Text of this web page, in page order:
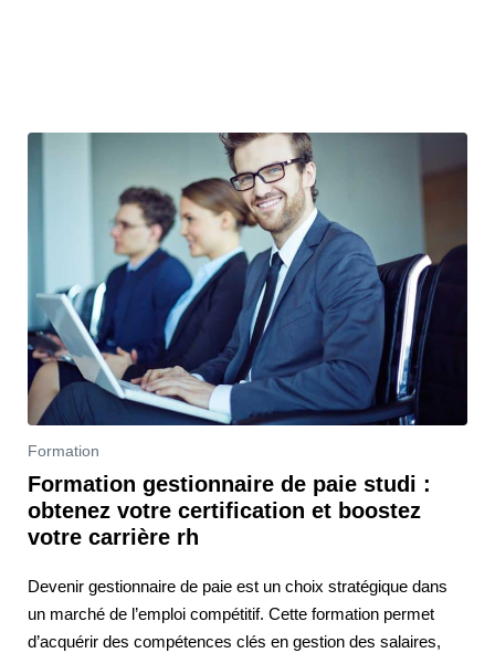
Formation
Formation gestionnaire de paie studi :
obtenez votre certification et boostez
votre carrière rh
Devenir gestionnaire de paie est un choix stratégique dans
un marché de l’emploi compétitif. Cette formation permet
d’acquérir des compétences clés en gestion des salaires,